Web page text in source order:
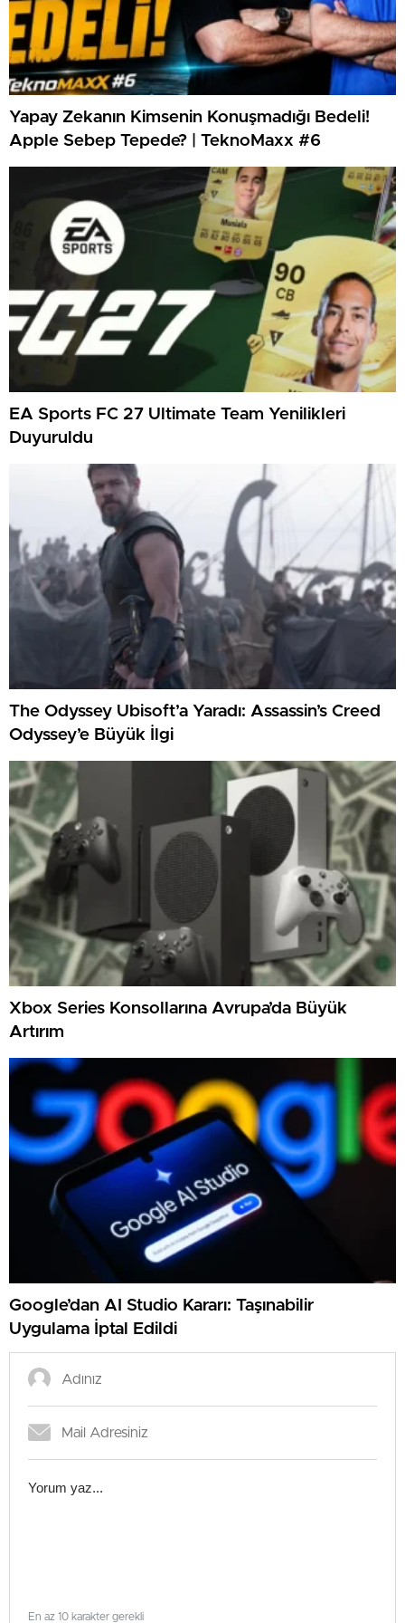
Yapay Zekanın Kimsenin Konuşmadığı Bedeli!
Apple Sebep Tepede? | TeknoMaxx #6
EA Sports FC 27 Ultimate Team Yenilikleri
Duyuruldu
The Odyssey Ubisoft’a Yaradı: Assassin’s Creed
Odyssey’e Büyük İlgi
Xbox Series Konsollarına Avrupa’da Büyük
Artırım
Google’dan AI Studio Kararı: Taşınabilir
Uygulama İptal Edildi
En az 10 karakter gerekli